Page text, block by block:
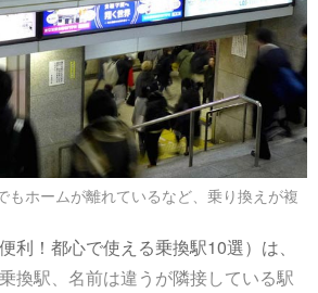
もホームが離れているなど、乗り換えが複
利！都心で使える乗換駅10選）は、
換駅、名前は違うが隣接している駅